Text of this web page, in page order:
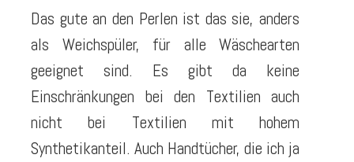
Das gute an den Perlen ist das sie, anders
als Weichspüler, für alle Wäschearten
geeignet sind. Es gibt da keine
Einschränkungen bei den Textilien auch
nicht bei Textilien mit hohem
Synthetikanteil. Auch Handtücher, die ich ja